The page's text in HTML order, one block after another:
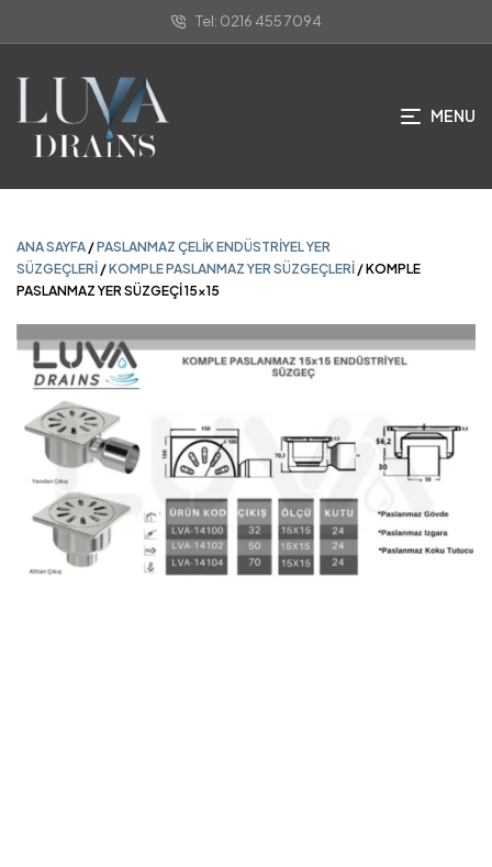
Tel: 0216 455 7094
MENU
ANA SAYFA/PASLANMAZ ÇELIK ENDÜSTRIYEL YER
PASLANMAZ YER SÜZGEÇI 15×15
ANA SAYFA /PASLANMAZ ÇELIK ENDÜSTRIYEL YER
SÜZGEÇLERI /KOMPLE PASLANMAZ YER SÜZGEÇLERI / KOMPLE
PASLANMAZ YER SÜZGEÇI 15×15